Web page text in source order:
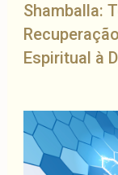
Shamballa:
Espiritual à